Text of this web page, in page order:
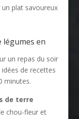
plat savoureux
en
un repas du soir
de recettes
minutes.
de terre
chou-fleur et